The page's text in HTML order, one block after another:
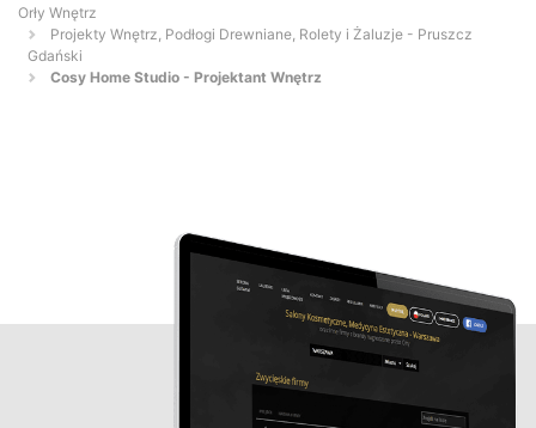
Orły Wnętrz
Projekty Wnętrz, Podłogi Drewniane, Rolety i Żaluzje - Pruszcz
Gdański
Cosy Home Studio - Projektant Wnętrz